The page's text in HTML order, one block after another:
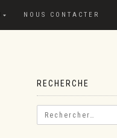
NOUS CONTACTER
RECHERCHE